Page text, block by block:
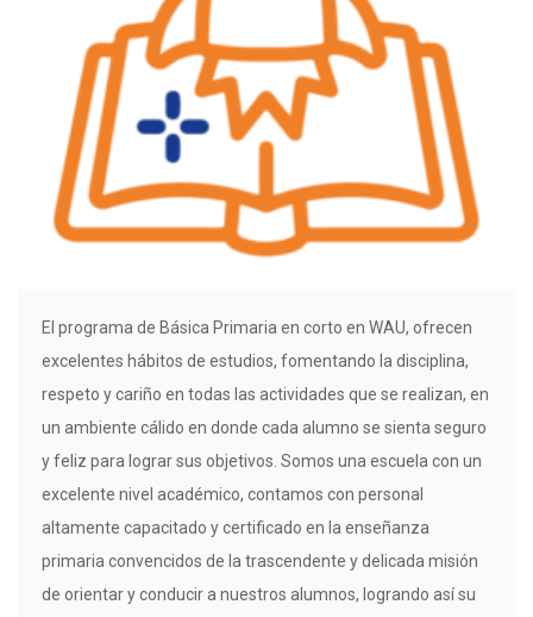
El programa de Básica Primaria en corto en WAU, ofrecen
excelentes hábitos de estudios, fomentando la disciplina,
respeto y cariño en todas las actividades que se realizan, en
un ambiente cálido en donde cada alumno se sienta seguro
y feliz para lograr sus objetivos. Somos una escuela con un
excelente nivel académico, contamos con personal
altamente capacitado y certificado en la enseñanza
primaria convencidos de la trascendente y delicada misión
de orientar y conducir a nuestros alumnos, logrando así su